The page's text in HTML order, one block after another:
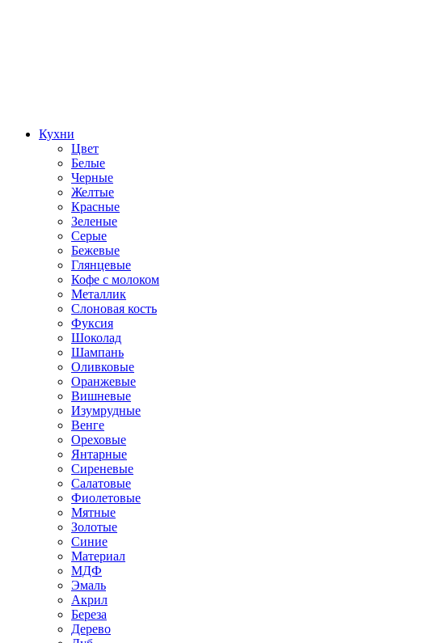
Кухни
Цвет
Белые
Черные
Желтые
Красные
Зеленые
Серые
Бежевые
Глянцевые
Кофе с молоком
Металлик
Слоновая кость
Фуксия
Шоколад
Шампань
Оливковые
Оранжевые
Вишневые
Изумрудные
Венге
Ореховые
Янтарные
Сиреневые
Салатовые
Фиолетовые
Мятные
Золотые
Синие
Материал
МДФ
Эмаль
Акрил
Береза
Дерево